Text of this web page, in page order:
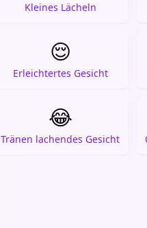
Kleines Lächeln
😌
Erleichtertes Gesicht
😂
Tränen lachendes Gesicht